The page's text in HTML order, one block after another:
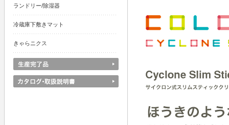
ランドリー/除湿器
冷蔵庫下敷きマット
きゃらニクス